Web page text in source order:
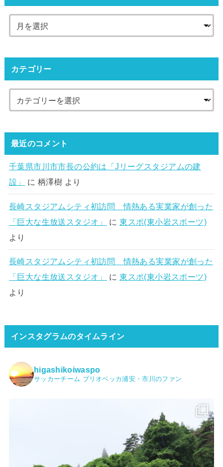
カテゴリー
最近のコメント
千葉県市川市市長の公約は「Jリーグスタジアムの建
設」
に 柄澤樹 より
長崎スタジアムシティ初訪問 情熱ある実業家が創った
「巨大な生放送スタジオ」
に東スポ(東小岩スポーツ)
より
長崎スタジアムシティ初訪問 情熱ある実業家が創った
「巨大な生放送スタジオ」
に東スポ(東小岩スポーツ)
より
インスタグラムのタイムライン
higashikoiwaspo
サッカーチーム ブリオベッカ浦安・市川のファン